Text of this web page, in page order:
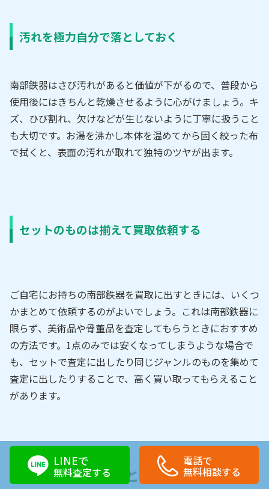
LINEで
無料査定する
電話で
無料相談する
汚れを極力自分で落としておく
南部鉄器はさび汚れがあると価値が下がるので、普段から
使用後にはきちんと乾燥させるように心がけましょう。キ
ズ、ひび割れ、欠けなどが生じないように丁寧に扱うこと
も大切です。お湯を沸かし本体を温めてから固く絞った布
で拭くと、表面の汚れが取れて独特のツヤが出ます。
セットのものは揃えて買取依頼する
ご自宅にお持ちの南部鉄器を買取に出すときには、いくつ
かまとめて依頼するのがよいでしょう。これは南部鉄器に
限らず、美術品や骨董品を査定してもらうときにおすすめ
の方法です。1点のみでは安くなってしまうような場合で
も、セットで査定に出したり同じジャンルのものを集めて
査定に出したりすることで、高く買い取ってもらえること
があります。
南部鉄器の特徴まとめ